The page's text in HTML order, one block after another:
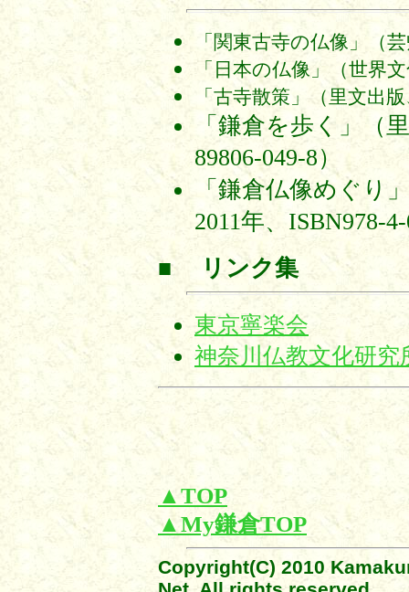
「関東古寺の仏像」（
「日本の仏像」（世界
「古寺散策」（里文出
「鎌倉を歩く」（
89806-049-8）
「鎌倉仏像めぐり
2011年、ISBN978-
■
リンク集
東京寧楽会
神奈川仏教文化研究
▲TOP
▲My鎌倉TOP
Copyright(C) 2010